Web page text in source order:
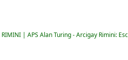
RIMINI | APS Alan Turing - Arcigay Rimini: